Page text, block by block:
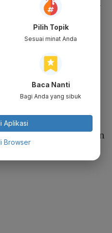
10 isu yang
DPR selama
aturan
adalah belum
teknologi
akses kepada
pengaturan
dalam pelaksanaan
Pilih Topik
Sesuai minat Anda
Baca Nanti
Bagi Anda yang sibuk
Aplikasi
Browser